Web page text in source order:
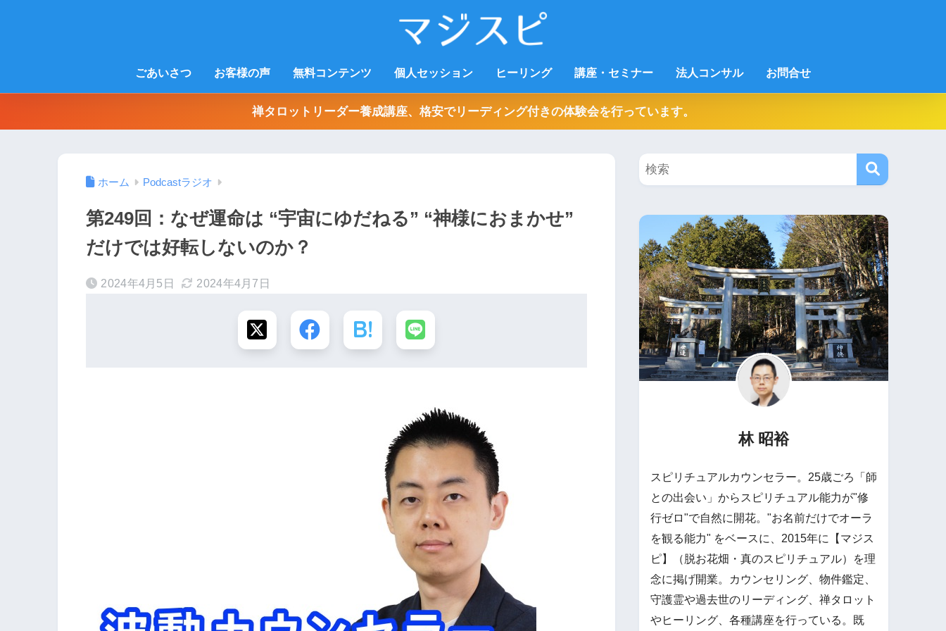
ごあいさつ お客様の声 無料コンテンツ 個人セッション ヒーリング 講座・セミナー 法人コンサル お問合せ
禅タロットリーダー養成講座、格安でリーディング付きの体験会を行っています。
ホーム Podcastラジオ
第249回：なぜ運命は “宇宙にゆだねる” “神様におまかせ”
だけでは好転しないのか？
2024年4月5日 2024年4月7日
林 昭裕
スピリチュアルカウンセラー。25歳ごろ「師
との出会い」からスピリチュアル能力が"修
行ゼロ"で自然に開花。"お名前だけでオーラ
を観る能力" をベースに、2015年に【マジス
ピ】（脱お花畑・真のスピリチュアル）を理
念に掲げ開業。カウンセリング、物件鑑定、
守護霊や過去世のリーディング、禅タロット
やヒーリング、各種講座を行っている。既